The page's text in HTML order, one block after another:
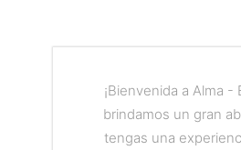
¡Bienvenida a Alma -
brindamos un gran
tengas una